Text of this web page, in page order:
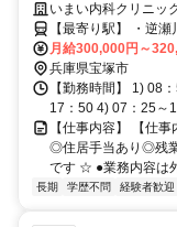
ニックのお仕事です⭐
いまい内科クリニッ
【最寄り駅】 ・逆
月給300,000円～
兵庫県宝塚市
【勤務時間】 1) 08
17：50 4) 07：25～
【仕事内容】 【仕
◎住居手当あり◎残
です ☆ ●業務内容は
長期 学歴不問 経験者歓迎